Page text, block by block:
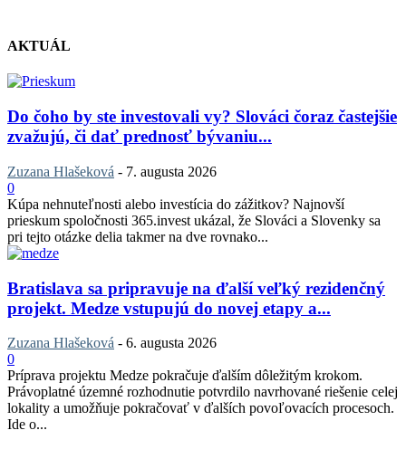
AKTUÁL
Do čoho by ste investovali vy? Slováci čoraz častejšie
zvažujú, či dať prednosť bývaniu...
Zuzana Hlašeková - 7. augusta 2026
0
Kúpa nehnuteľnosti alebo investícia do zážitkov? Najnovší
prieskum spoločnosti 365.invest ukázal, že Slováci a Slovenky sa
pri tejto otázke delia takmer na dve rovnako...
Bratislava sa pripravuje na ďalší veľký rezidenčný
projekt. Medze vstupujú do novej etapy a...
Zuzana Hlašeková - 6. augusta 2026
0
Príprava projektu Medze pokračuje ďalším dôležitým krokom.
Právoplatné územné rozhodnutie potvrdilo navrhované riešenie celej
lokality a umožňuje pokračovať v ďalších povoľovacích procesoch.
Ide o...